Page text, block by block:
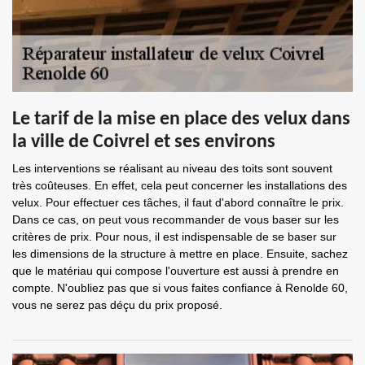
Le tarif de la mise en place des velux dans
la ville de Coivrel et ses environs
Les interventions se réalisant au niveau des toits sont souvent
très coûteuses. En effet, cela peut concerner les installations des
velux. Pour effectuer ces tâches, il faut d'abord connaître le prix.
Dans ce cas, on peut vous recommander de vous baser sur les
critères de prix. Pour nous, il est indispensable de se baser sur
les dimensions de la structure à mettre en place. Ensuite, sachez
que le matériau qui compose l'ouverture est aussi à prendre en
compte. N'oubliez pas que si vous faites confiance à Renolde 60,
vous ne serez pas déçu du prix proposé.